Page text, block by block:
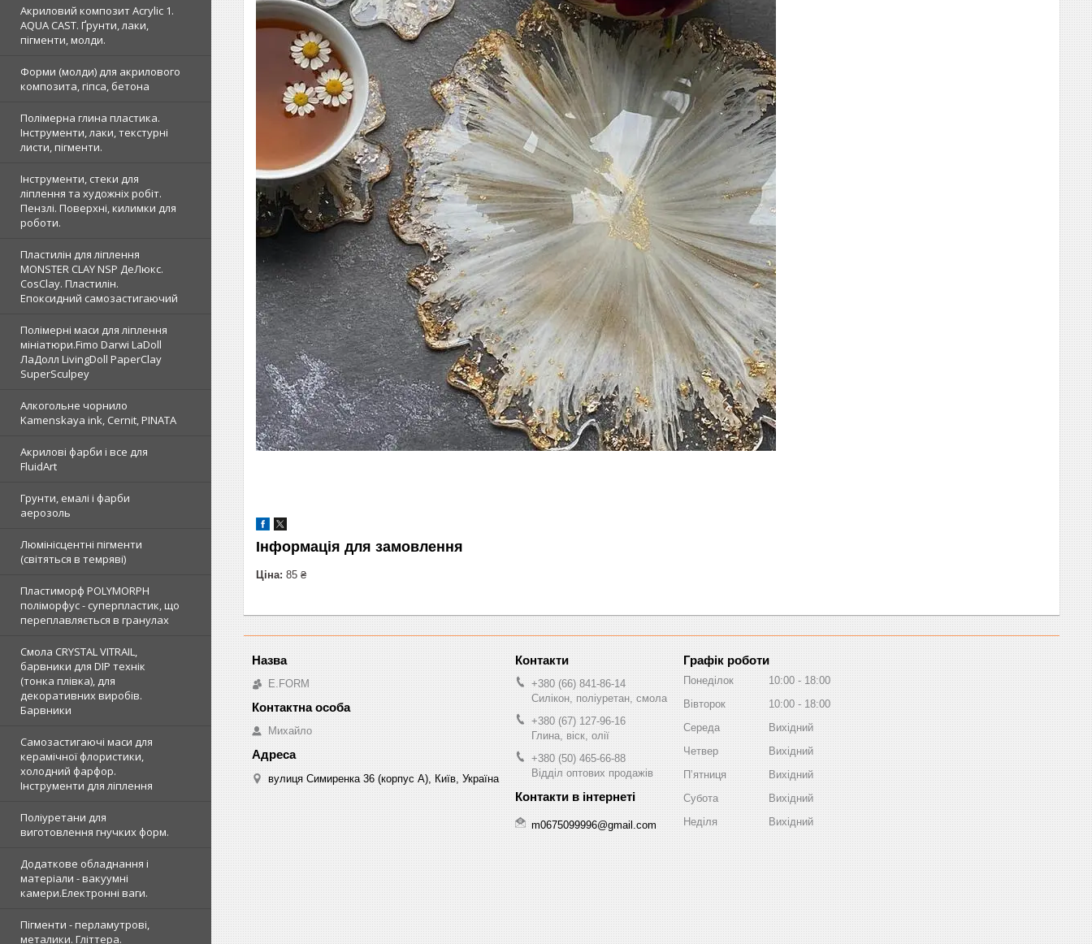
Акриловий композит Acrylic 1.
AQUA CAST. Ґрунти, лаки,
пігменти, молди.
Форми (молди) для акрилового
композита, гіпса, бетона
Полімерна глина пластика.
Інструменти, лаки, текстурні
листи, пігменти.
Інструменти, стеки для
ліплення та художніх робіт.
Пензлі. Поверхні, килимки для
роботи.
Пластилін для ліплення
MONSTER CLAY NSP ДеЛюкс.
CosClay. Пластилін.
Епоксидний самозастигаючий
Полімерні маси для ліплення
мініатюри.Fimo Darwi LaDoll
ЛаДолл LivingDoll PaperClay
SuperSculpey
Алкогольне чорнило
Kamenskaya ink, Cernit, PINATA
Акрилові фарби і все для
FluidArt
Грунти, емалі і фарби
аерозоль
Люмінісцентні пігменти
(світяться в темряві)
Пластиморф POLYMORPH
поліморфус - суперпластик, що
переплавляється в гранулах
Смола CRYSTAL VITRAIL,
барвники для DIP технік
(тонка плівка), для
декоративних виробів.
Барвники
Самозастигаючі маси для
керамічної флористики,
холодний фарфор.
Інструменти для ліплення
Поліуретани для
виготовлення гнучких форм.
Додаткове обладнання і
матеріали - вакуумні
камери.Електронні ваги.
Пігменти - перламутрові,
металики. Гліттера.
Інформація для замовлення
Ціна: 85 ₴
E.FORM
Михайло
вулиця Симиренка 36 (корпус А), Київ, Україна
+380 (66) 841-86-14
Силікон, поліуретан, смола
+380 (67) 127-96-16
Глина, віск, олії
+380 (50) 465-66-88
Відділ оптових продажів
m0675099996@gmail.com
Графік роботи
Понеділок 10:00
18:00
Вівторок
10:00
18:00
Середа
Вихідний
Четвер
Вихідний
Пʼятниця
Вихідний
Субота
Вихідний
Неділя
Вихідний